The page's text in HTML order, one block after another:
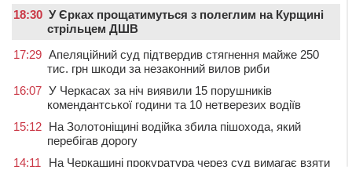
18:30 У Єрках прощатимуться з полеглим на Курщині
стрільцем ДШВ
17:29 Апеляційний суд підтвердив стягнення майже 250
тис. грн шкоди за незаконний вилов риби
16:07 У Черкасах за ніч виявили 15 порушників
комендантської години та 10 нетверезих водіїв
15:12 На Золотоніщині водійка збила пішохода, який
перебігав дорогу
14:11
На Черкащині прокуратура через суд вимагає взяти